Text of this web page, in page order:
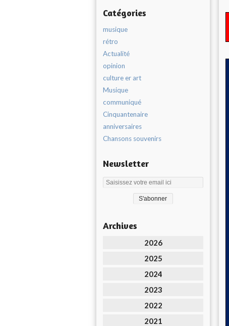
Catégories
musique
rétro
Actualité
opinion
culture er art
Musique
communiqué
Cinquantenaire
anniversaires
Chansons souvenirs
Newsletter
Archives
2026
2025
2024
2023
2022
2021